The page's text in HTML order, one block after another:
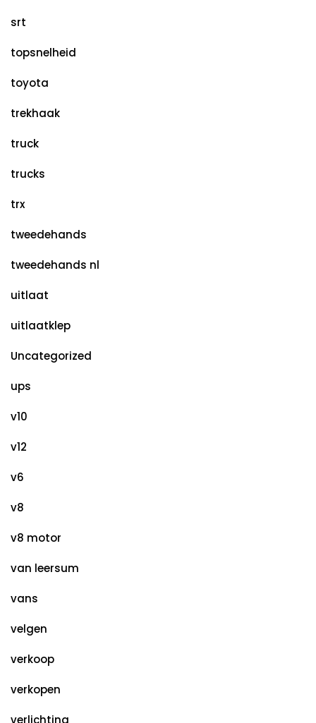
srt
topsnelheid
toyota
trekhaak
truck
trucks
trx
tweedehands
tweedehands nl
uitlaat
uitlaatklep
Uncategorized
ups
v10
v12
v6
v8
v8 motor
van leersum
vans
velgen
verkoop
verkopen
verlichting